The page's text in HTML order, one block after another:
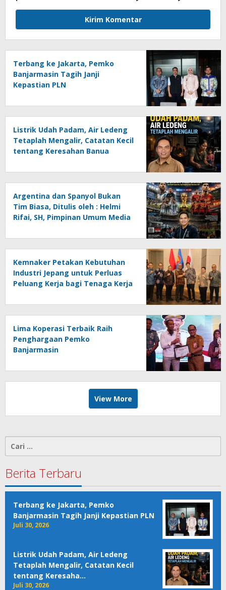
Terbang ke Jakarta, Pemko
Banjarmasin Tagih Janji
Kepastian PLN
Listrik Udah Padam, Air Ledeng
Tetaplah Mengalir, Catatan Kecil
tentang Keresahan Banua
Ancaman Lingkungan, Oleh :
Helmi Rifai, SH
Argentina dan Spanyol Bukan
Tim Biasa, Ditulis oleh : Helmi
Rifai, SH, Pimpinan Umum Media
Kemnaker Petakan Kebutuhan
Industri Jepang untuk Perluas
Peluang Kerja bagi Tenaga Kerja
Lima Koperasi Terbaik Raih
Penghargaan Pemko
Banjarmasin
View More
untuk:
Berita Terbaru
Terbang ke Jakarta, Pemko
Banjarmasin Tagih Janji Kepastian PLN
Juli 30, 2026
Listrik Udah Padam, Air Ledeng
Tetaplah Mengalir, Catatan Kecil
tentang Keresaha…
Juli 30, 2026